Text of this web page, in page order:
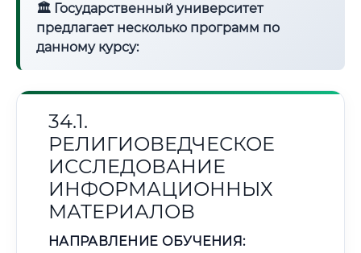
🏛 Государственный университет
предлагает несколько программ по
данному курсу:
34.1.
РЕЛИГИОВЕДЧЕСКОЕ
ИССЛЕДОВАНИЕ
ИНФОРМАЦИОННЫХ
МАТЕРИАЛОВ
НАПРАВЛЕНИЕ ОБУЧЕНИЯ: